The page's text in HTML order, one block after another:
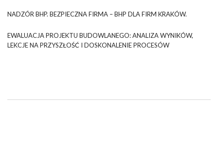
NADZÓR BHP. BEZPIECZNA FIRMA – BHP DLA FIRM KRAKÓW.
EWALUACJA PROJEKTU BUDOWLANEGO: ANALIZA WYNIKÓW,
LEKCJE NA PRZYSZŁOŚĆ I DOSKONALENIE PROCESÓW